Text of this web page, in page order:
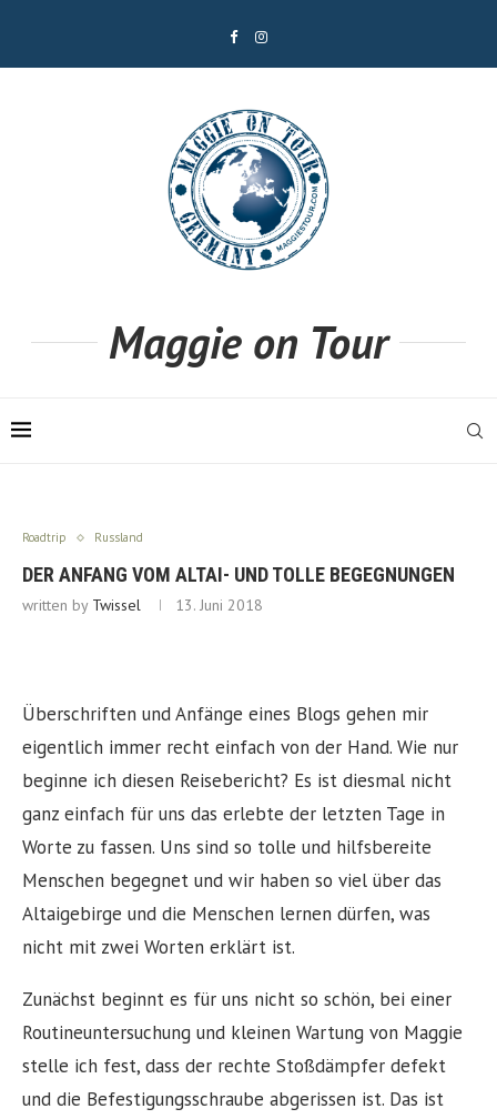
Maggie on Tour
Roadtrip Russland
DER ANFANG VOM ALTAI- UND TOLLE BEGEGNUNGEN
written by Twissel 13. Juni 2018
Überschriften und Anfänge eines Blogs gehen mir
eigentlich immer recht einfach von der Hand. Wie nur
beginne ich diesen Reisebericht? Es ist diesmal nicht
ganz einfach für uns das erlebte der letzten Tage in
Worte zu fassen. Uns sind so tolle und hilfsbereite
Menschen begegnet und wir haben so viel über das
Altaigebirge und die Menschen lernen dürfen, was
nicht mit zwei Worten erklärt ist.
Zunächst beginnt es für uns nicht so schön, bei einer
Routineuntersuchung und kleinen Wartung von Maggie
stelle ich fest, dass der rechte Stoßdämpfer defekt
und die Befestigungsschraube abgerissen ist. Das ist